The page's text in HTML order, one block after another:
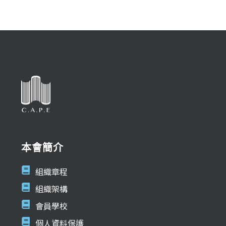
本會簡介
組織章程
組織架構
會員學校
個人資料保護